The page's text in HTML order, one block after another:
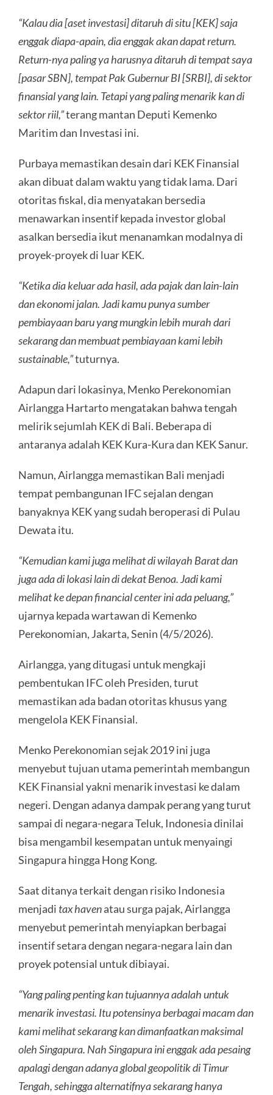
“Kalau dia [aset investasi] ditaruh di situ [KEK] saja
enggak diapa-apain, dia enggak akan dapat return.
Return-nya paling ya harusnya ditaruh di tempat saya
[pasar SBN], tempat Pak Gubernur BI [SRBI], di sektor
finansial yang lain. Tetapi yang paling menarik kan di
sektor riil,”terang mantan Deputi Kemenko
Maritim dan Investasi ini.
Purbaya memastikan desain dari KEK Finansial
akan dibuat dalam waktu yang tidak lama. Dari
otoritas fiskal, dia menyatakan bersedia
menawarkan insentif kepada investor global
asalkan bersedia ikut menanamkan modalnya di
proyek-proyek di luar KEK.
“Ketika dia keluar ada hasil, ada pajak dan lain-lain
dan ekonomi jalan. Jadi kamu punya sumber
pembiayaan baru yang mungkin lebih murah dari
sekarang dan membuat pembiayaan kami lebih
sustainable,”tuturnya.
Adapun dari lokasinya, Menko Perekonomian
Airlangga Hartarto mengatakan bahwa tengah
melirik sejumlah KEK di Bali. Beberapa di
antaranya adalah KEK Kura-Kura dan KEK Sanur.
Namun, Airlangga memastikan Bali menjadi
tempat pembangunan IFC sejalan dengan
banyaknya KEK yang sudah beroperasi di Pulau
Dewata itu.
“Kemudian kami juga melihat di wilayah Barat dan
juga ada di lokasi lain di dekat Benoa. Jadi kami
melihat ke depan financial center ini ada peluang,”
ujarnya kepada wartawan di Kemenko
Perekonomian, Jakarta, Senin (4/5/2026).
Airlangga, yang ditugasi untuk mengkaji
pembentukan IFC oleh Presiden, turut
memastikan ada badan otoritas khusus yang
mengelola KEK Finansial.
Menko Perekonomian sejak 2019 ini juga
menyebut tujuan utama pemerintah membangun
KEK Finansial yakni menarik investasi ke dalam
negeri. Dengan adanya dampak perang yang turut
sampai di negara-negara Teluk, Indonesia dinilai
bisa mengambil kesempatan untuk menyaingi
Singapura hingga Hong Kong.
Saat ditanya terkait dengan risiko Indonesia
menjadi tax havenatau surga pajak, Airlangga
menyebut pemerintah menyiapkan berbagai
insentif setara dengan negara-negara lain dan
proyek potensial untuk dibiayai.
“Yang paling penting kan tujuannya adalah untuk
menarik investasi. Itu potensinya berbagai macam dan
kami melihat sekarang kan dimanfaatkan maksimal
oleh Singapura. Nah Singapura ini enggak ada pesaing
apalagi dengan adanya global geopolitik di Timur
Tengah, sehingga alternatifnya sekarang hanya